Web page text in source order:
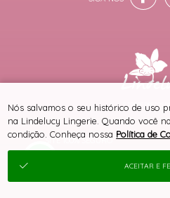
SITE 100% SEGURO
® TODOS DIREITOS
Nós salvamos o seu histórico de uso
na Lindelucy Lingerie. Quando você
condição. Conheça nossa Política de
ACEITAR E